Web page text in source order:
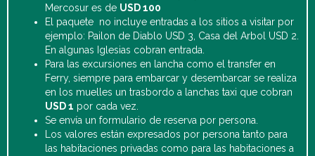
Mercosur es de USD 100
El paquete no incluye entradas a los sitios a visitar por
ejemplo: Pailon de Diablo USD 3, Casa del Arbol USD 2.
En algunas Iglesias cobran entrada.
Para las excursiones en lancha como el transfer en
Ferry, siempre para embarcar y desembarcar se realiza
en los muelles un trasbordo a lanchas taxi que cobran
USD 1 por cada vez.
Se envía un formulario de reserva por persona.
Los valores están expresados por persona tanto para
las habitaciones privadas como para las habitaciones a